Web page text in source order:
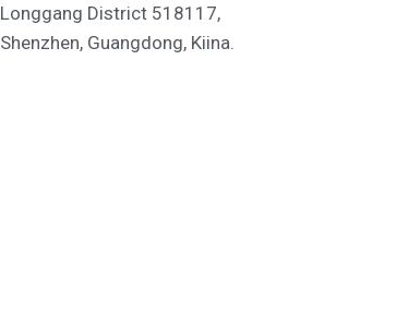
Longgang District 518117,
Shenzhen, Guangdong, Kiina.